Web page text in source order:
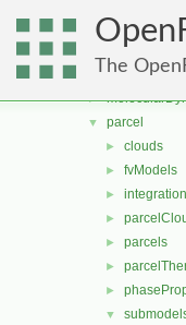
The
► basic
DSMC
►
▼ parcel
► clouds
► fvModels
►
►
► parcels
►
►
▼